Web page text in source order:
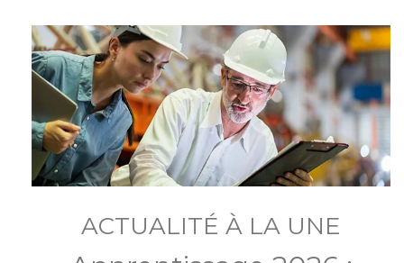
ACTUALITÉ À LA UNE